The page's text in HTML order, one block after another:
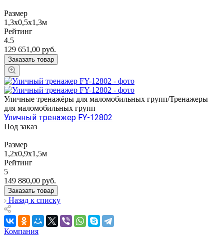
Размер
1,3х0,5х1,3м
Рейтинг
4.5
129 651,00 руб.
Заказать товар
Уличные тренажёры для маломобильных групп/Тренажеры
для маломобильных групп
Уличный тренажер FY-12802
Под заказ
Размер
1,2х0,9х1,5м
Рейтинг
5
149 880,00 руб.
Заказать товар
Назад к списку
Компания